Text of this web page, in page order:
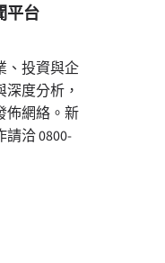
平台
、投資與企
度分析，
佈網絡。新
洽 0800-